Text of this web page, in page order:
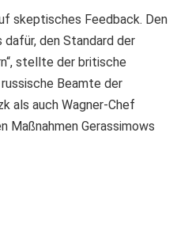
skeptisches Feedback. Den
den Standard der
stellte der britische
Beamte der
als auch Wagner-Chef
Maßnahmen Gerassimows